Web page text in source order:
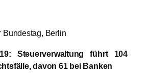
Bundestag, Berlin
Steuerverwaltung führt 104
davon 61 bei Banken